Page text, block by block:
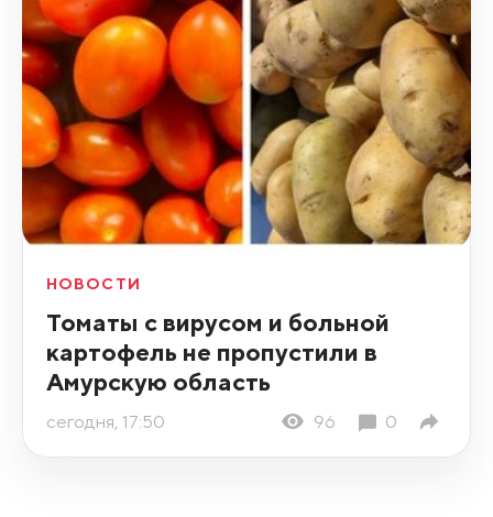
НОВОСТИ
Томаты с вирусом и больной
картофель не пропустили в
Амурскую область
сегодня, 17:50 96 0